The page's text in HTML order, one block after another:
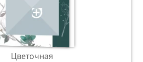
Цветочная